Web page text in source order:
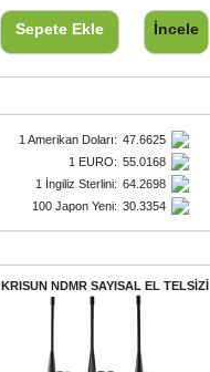
Sepete Ekle İncele
1 Amerikan Doları: 47.6625
1 EURO: 55.0168
1 İngiliz Sterlini: 64.2698
100 Japon Yeni: 30.3354
KRISUN NDMR SAYISAL EL TELSİZİ